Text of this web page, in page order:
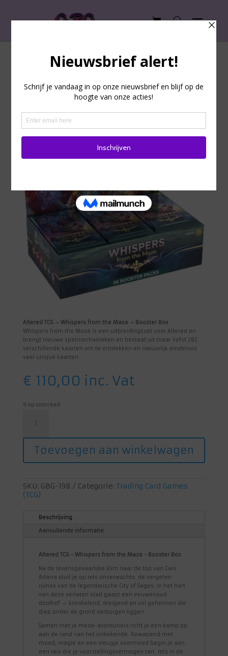
Altered TCG – Whispers from
Altered TCG – Whispers from the Maze – Booster Box
Whispers from the Maze is een uitbreidingsset voor Altered en
brengt nieuwe spelmechanieken en bestaat uit maar liefst 282
verschillende kaarten om te ontdekken en natuurlijk eindeloos
veel unique kaarten.
€ 110,00 inc. Vat
9 op voorraad
Whispers
from
Booster
Box
aantal
Toevoegen aan winkelwagen
SKU: GBG-198 Categorie: Trading Card Games
(TCG)
Beschrijving
Aanvullende informatie
Altered TCG - Whispers from the Maze - Booster Box
Na de levensgevaarlijke klim naar de top van Cais
Adarra stuit je op iets onverwachts: de vergeten
ruïnes van de legendarische City of Sages. In het hart
van deze verlaten stad gaapt een eeuwenoud
doolhof — kronkelend, dreigend en vol geheimen die
diep onder de grond verborgen liggen.
Samen met je mede-avonturiers richt je een kamp op
aan de rand van het onbekende. Gewapend met
moed, magie en een vleugje overmoed begin je aan
een reis die je voorstellingsvermogen tart. Iets in de